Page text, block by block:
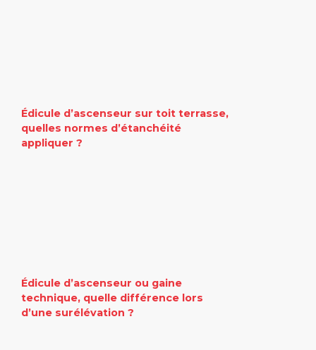
Édicule d’ascenseur sur toit terrasse,
quelles normes d’étanchéité
appliquer ?
Édicule d’ascenseur ou gaine
technique, quelle différence lors
d’une surélévation ?